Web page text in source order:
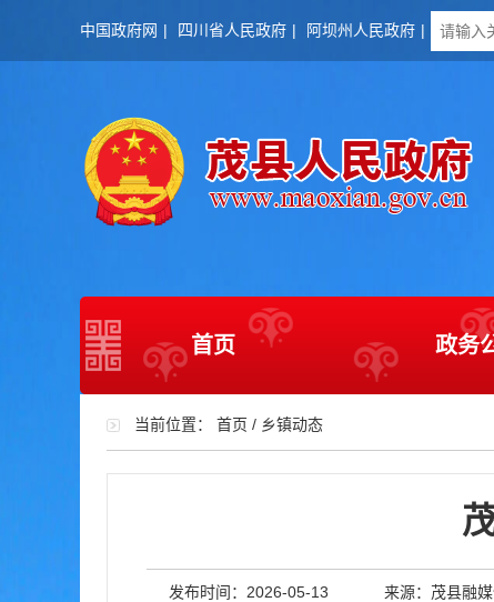
中国政府网 | 四川省人民政府 | 阿坝州人民政府 |
首页 政务
当前位置： 首页 / 乡镇动态
发布时间：2026-05-13 来源：茂县融